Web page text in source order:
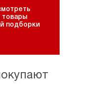
товары
подборки